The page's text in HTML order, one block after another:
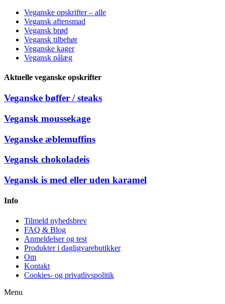
Veganske opskrifter – alle
Vegansk aftensmad
Vegansk brød
Vegansk tilbehør
Veganske kager
Vegansk pålæg
Aktuelle veganske opskrifter
Veganske bøffer / steaks
Vegansk moussekage
Veganske æblemuffins
Vegansk chokoladeis
Vegansk is med eller uden karamel
Info
Tilmeld nyhedsbrev
FAQ & Blog
Anmeldelser og test
Produkter i dagligvarebutikker
Om
Kontakt
Cookies- og privatlivspolitik
Menu